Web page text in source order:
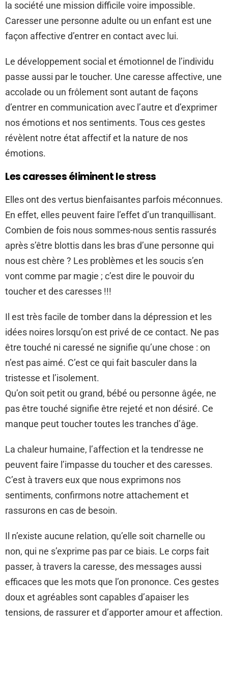
la société une mission difficile voire impossible.
Caresser une personne adulte ou un enfant est une
façon affective d’entrer en contact avec lui.
Le développement social et émotionnel de l’individu
passe aussi par le toucher. Une caresse affective, une
accolade ou un frôlement sont autant de façons
d’entrer en communication avec l’autre et d’exprimer
nos émotions et nos sentiments. Tous ces gestes
révèlent notre état affectif et la nature de nos
émotions.
Les caresses éliminent le stress
Elles ont des vertus bienfaisantes parfois méconnues.
En effet, elles peuvent faire l’effet d’un tranquillisant.
Combien de fois nous sommes-nous sentis rassurés
après s’être blottis dans les bras d’une personne qui
nous est chère ? Les problèmes et les soucis s’en
vont comme par magie ; c’est dire le pouvoir du
toucher et des caresses !!!
Il est très facile de tomber dans la dépression et les
idées noires lorsqu’on est privé de ce contact. Ne pas
être touché ni caressé ne signifie qu’une chose : on
n’est pas aimé. C’est ce qui fait basculer dans la
tristesse et l’isolement.
Qu’on soit petit ou grand, bébé ou personne âgée, ne
pas être touché signifie être rejeté et non désiré. Ce
manque peut toucher toutes les tranches d’âge.
La chaleur humaine, l’affection et la tendresse ne
peuvent faire l’impasse du toucher et des caresses.
C’est à travers eux que nous exprimons nos
sentiments, confirmons notre attachement et
rassurons en cas de besoin.
Il n’existe aucune relation, qu’elle soit charnelle ou
non, qui ne s’exprime pas par ce biais. Le corps fait
passer, à travers la caresse, des messages aussi
efficaces que les mots que l’on prononce. Ces gestes
doux et agréables sont capables d’apaiser les
tensions, de rassurer et d’apporter amour et affection.